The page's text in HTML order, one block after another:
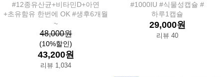
#12종유산균+비타민D+아연
+초유함유 한번에 OK #생후6개월
~
48,000원
(10%할인)
43,200원
리뷰 1,034
#1000IU #식물성캡슐 #
하루1캡슐
29,000원
리뷰 40